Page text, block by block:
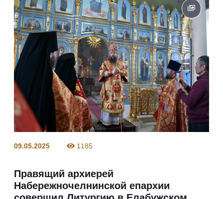
09.05.2025 1185
Правящий архиерей
Набережночелнинской епархии